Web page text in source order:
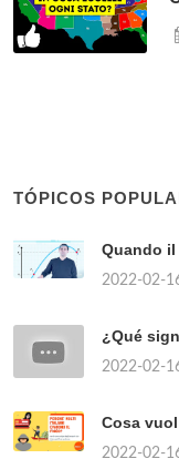
TÓPICOS
Quando
2022-02-
¿Qué
2022-02-
Cosa
2022-02-